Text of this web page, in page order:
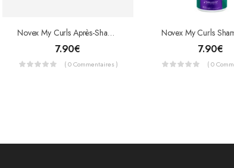
Novex My Curls Après-Shampooing (Conditioner)
7.90€
( 0 Commentaires )
Novex My Curls
7.90€
( 0